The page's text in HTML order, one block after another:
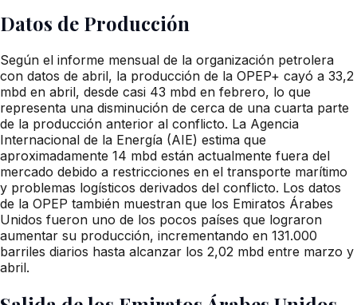
Datos de Producción
Según el informe mensual de la organización petrolera
con datos de abril, la producción de la OPEP+ cayó a 33,2
mbd en abril, desde casi 43 mbd en febrero, lo que
representa una disminución de cerca de una cuarta parte
de la producción anterior al conflicto. La Agencia
Internacional de la Energía (AIE) estima que
aproximadamente 14 mbd están actualmente fuera del
mercado debido a restricciones en el transporte marítimo
y problemas logísticos derivados del conflicto. Los datos
de la OPEP también muestran que los Emiratos Árabes
Unidos fueron uno de los pocos países que lograron
aumentar su producción, incrementando en 131.000
barriles diarios hasta alcanzar los 2,02 mbd entre marzo y
abril.